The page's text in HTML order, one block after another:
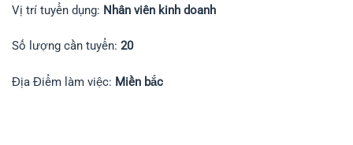
Vị trí tuyển dụng: Nhân viên kinh doanh
Số lượng cần tuyển: 20
Địa Điểm làm việc: Miền bắc